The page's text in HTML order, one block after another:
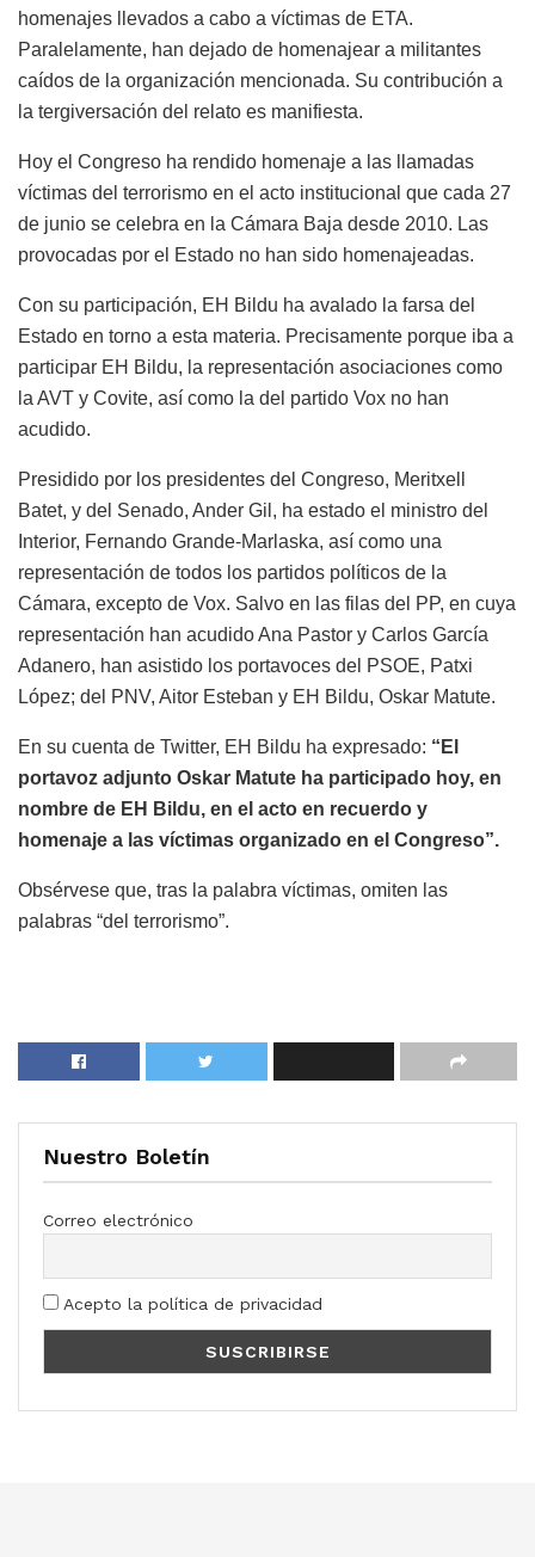
homenajes llevados a cabo a víctimas de ETA.
Paralelamente, han dejado de homenajear a militantes
caídos de la organización mencionada. Su contribución a
la tergiversación del relato es manifiesta.
Hoy el Congreso ha rendido homenaje a las llamadas
víctimas del terrorismo en el acto institucional que cada 27
de junio se celebra en la Cámara Baja desde 2010. Las
provocadas por el Estado no han sido homenajeadas.
Con su participación, EH Bildu ha avalado la farsa del
Estado en torno a esta materia. Precisamente porque iba a
participar EH Bildu, la representación asociaciones como
la AVT y Covite, así como la del partido Vox no han
acudido.
Presidido por los presidentes del Congreso, Meritxell
Batet, y del Senado, Ander Gil, ha estado el ministro del
Interior, Fernando Grande-Marlaska, así como una
representación de todos los partidos políticos de la
Cámara, excepto de Vox. Salvo en las filas del PP, en cuya
representación han acudido Ana Pastor y Carlos García
Adanero, han asistido los portavoces del PSOE, Patxi
López; del PNV, Aitor Esteban y EH Bildu, Oskar Matute.
En su cuenta de Twitter, EH Bildu ha expresado: “El
portavoz adjunto Oskar Matute ha participado hoy, en
nombre de EH Bildu, en el acto en recuerdo y
homenaje a las víctimas organizado en el Congreso”.
Obsérvese que, tras la palabra víctimas, omiten las
palabras “del terrorismo”.
Nuestro Boletín
Correo electrónico
Acepto la política de privacidad